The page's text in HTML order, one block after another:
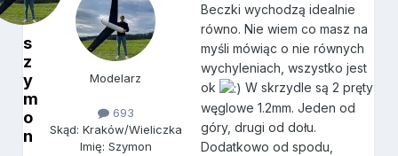
s
z
y
m
o
n
Modelarz
693
Skąd: Kraków/Wieliczka
Imię: Szymon
Beczki wychodzą idealnie
równo. Nie wiem co masz na
myśli mówiąc o nie równych
wychyleniach, wszystko jest
ok
W skrzydle są 2 pręty
węglowe 1.2mm. Jeden od
góry, drugi od dołu.
Dodatkowo od spodu,